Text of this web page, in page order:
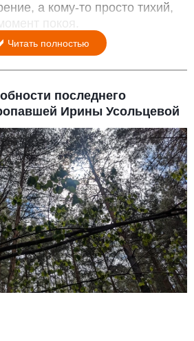
а кому‑то просто тихий,
покоя.
Читать полностью
последнего
Ирины Усольцевой